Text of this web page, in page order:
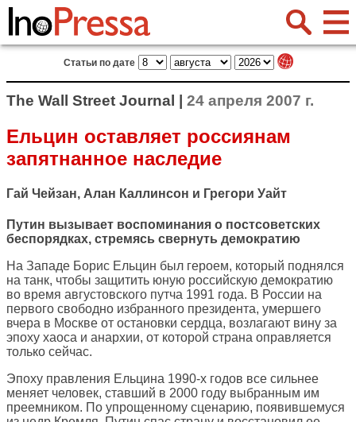
Статьи по дате
The Wall Street Journal | 24 апреля 2007 г.
Ельцин оставляет россиянам
запятнанное наследие
Гай Чейзан, Алан Каллинсон и Грегори Уайт
Путин вызывает воспоминания о постсоветских
беспорядках, стремясь свернуть демократию
На Западе Борис Ельцин был героем, который поднялся
на танк, чтобы защитить юную российскую демократию
во время августовского путча 1991 года. В России на
первого свободно избранного президента, умершего
вчера в Москве от остановки сердца, возлагают вину за
эпоху хаоса и анархии, от которой страна оправляется
только сейчас.
Эпоху правления Ельцина 1990-х годов все сильнее
меняет человек, ставший в 2000 году выбранным им
преемником. По упрощенному сценарию, появившемуся